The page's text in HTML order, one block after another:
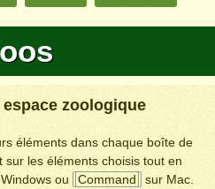
zoologique
éléments dans chaque boîte de
les éléments choisis tout en
ou Command
sur Mac.